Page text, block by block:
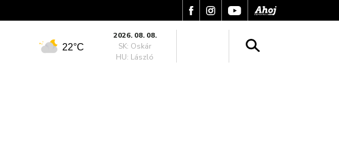
22°C
2026. 08. 08.
SK: Oskár
HU: László